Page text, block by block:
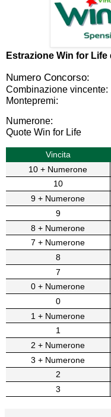
Estrazione Win for Life
Numero Concorso:
Combinazione vincente:
Montepremi:
Numerone:
Quote Win for Life
Vincita
10 + Numerone
10
9 + Numerone
9
8 + Numerone
7 + Numerone
8
7
0 + Numerone
0
1 + Numerone
1
2 + Numerone
3 + Numerone
2
3